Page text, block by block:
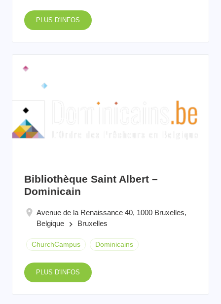
PLUS D'INFOS
Bibliothèque Saint Albert –
Dominicain
Avenue de la Renaissance 40, 1000 Bruxelles,
Belgique
keyboard_arrow_right Bruxelles
ChurchCampus Dominicains
PLUS D'INFOS